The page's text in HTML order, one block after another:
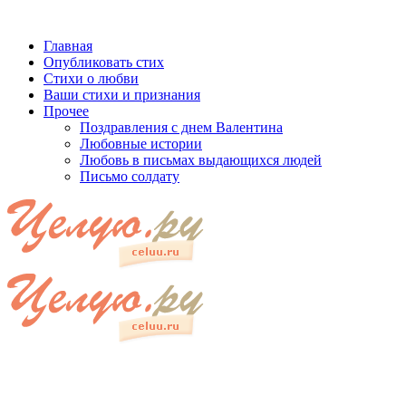
Главная
Опубликовать стих
Стихи о любви
Ваши стихи и признания
Прочее
Поздравления с днем Валентина
Любовные истории
Любовь в письмах выдающихся людей
Письмо солдату